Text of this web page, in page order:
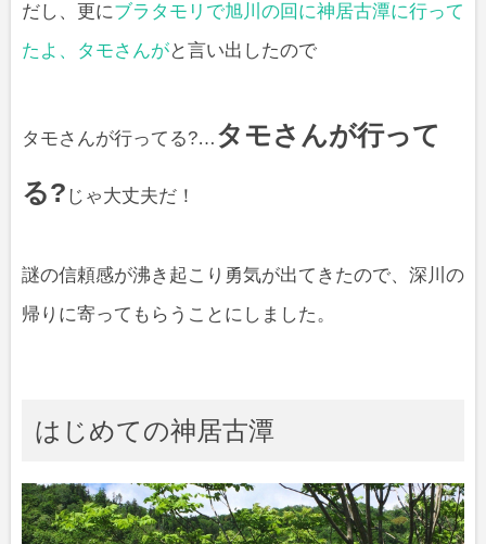
だし、更にブラタモリで旭川の回に神居古潭に行って
たよ、タモさんがと言い出したので
タモさんが行ってる?… タモさんが行って
る? じゃ大丈夫だ！
謎の信頼感が沸き起こり勇気が出てきたので、深川の
帰りに寄ってもらうことにしました。
はじめての神居古潭